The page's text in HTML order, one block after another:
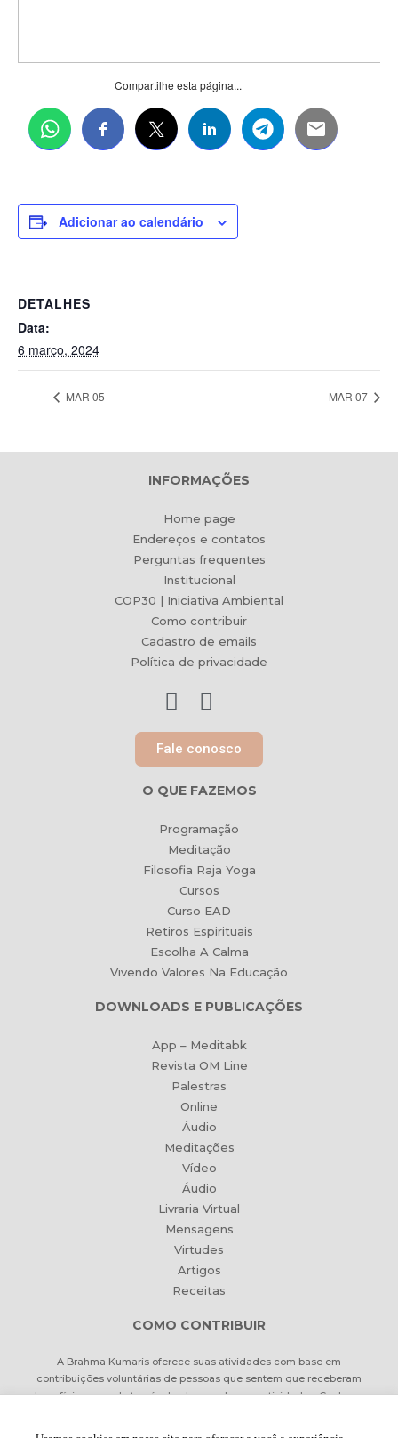
Compartilhe esta página...
Adicionar ao calendário
DETALHES
Data:
6 março, 2024
MAR 05 MAR 07
INFORMAÇÕES
Home page
Endereços e contatos
Perguntas frequentes
Institucional
COP30 | Iniciativa Ambiental
Como contribuir
Cadastro de emails
Política de privacidade
Fale conosco
O QUE FAZEMOS
Programação
Meditação
Filosofia Raja Yoga
Cursos
Curso EAD
Retiros Espirituais
Escolha A Calma
Vivendo Valores Na Educação
DOWNLOADS E PUBLICAÇÕES
App – Meditabk
Revista OM Line
Palestras
Online
Áudio
Meditações
Vídeo
Áudio
Livraria Virtual
Mensagens
Virtudes
Artigos
Receitas
COMO CONTRIBUIR
A Brahma Kumaris oferece suas atividades com base em
contribuições voluntárias de pessoas que sentem que receberam
benefício pessoal através de alguma de suas atividades. Conheça